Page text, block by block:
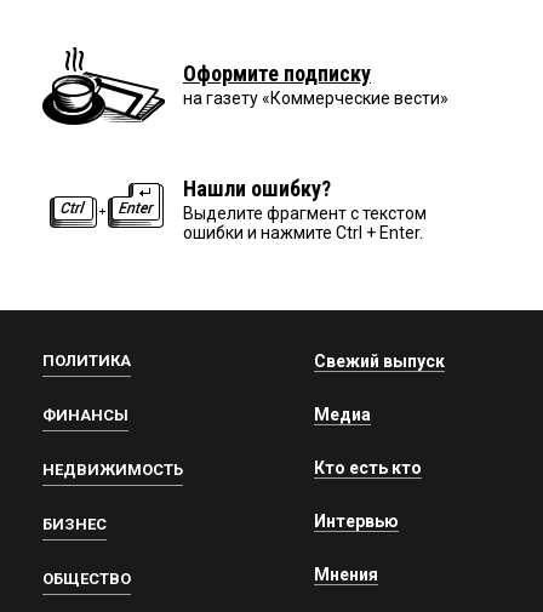
Оформите подписку
на газету «Коммерческие вести»
Нашли ошибку?
Выделите фрагмент с текстом
ошибки и нажмите Ctrl + Enter.
ПОЛИТИКА
ФИНАНСЫ
НЕДВИЖИМОСТЬ
БИЗНЕС
ОБЩЕСТВО
Свежий выпуск
Медиа
Кто есть кто
Интервью
Мнения